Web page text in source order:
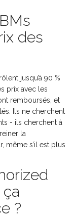
des
jusqu’à 90 %
prix avec les
remboursés, et
Ils ne cherchent
- ils cherchent à
la
même s’il est plus
?